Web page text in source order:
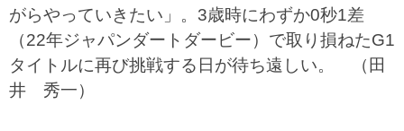
がらやっていきたい」。3歳時にわずか0秒1差
（22年ジャパンダートダービー）で取り損ねたG1
タイトルに再び挑戦する日が待ち遠しい。 （田
井 秀一）